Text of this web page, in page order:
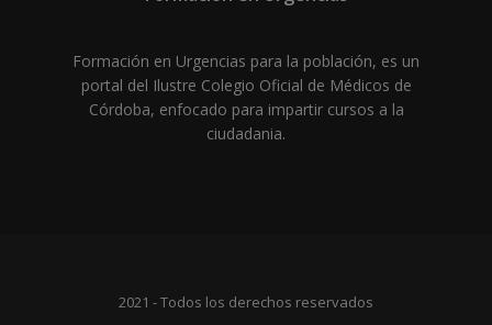
Formación en Urgencias para la población, es un
portal del Ilustre Colegio Oficial de Médicos de
Córdoba, enfocado para impartir cursos a la
ciudadania.
2021 - Todos los derechos reservados